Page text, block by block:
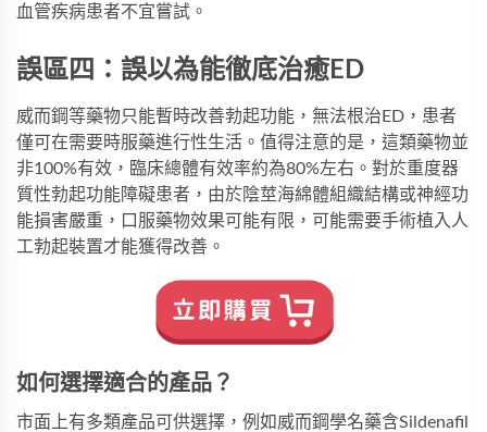
血管疾病患者不宜嘗試。
誤區四：誤以為能徹底治癒ED
威而鋼等藥物只能暫時改善勃起功能，無法根治ED，患者
僅可在需要時服藥進行性生活。值得注意的是，這類藥物並
非100%有效，臨床總體有效率約為80%左右。對於重度器
質性勃起功能障礙患者，由於陰莖海綿體組織結構或神經功
能損害嚴重，口服藥物效果可能有限，可能需要手術植入人
工勃起裝置才能獲得改善。
如何選擇適合的產品？
市面上有多類產品可供選擇，例如 威而鋼學名藥含Sildenafil